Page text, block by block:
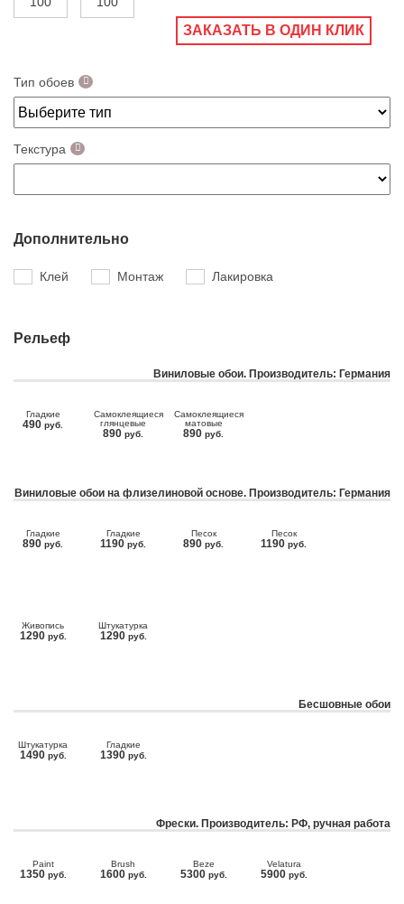
ЗАКАЗАТЬ В ОДИН КЛИК
Тип обоев
Текстура
Дополнительно
Клей Монтаж Лакировка
Рельеф
Виниловые обои. Производитель: Германия
Гладкие
490 руб.
Самоклеящиеся
глянцевые
890 руб.
Самоклеящиеся
матовые
890 руб.
Виниловые обои на флизелиновой основе. Производитель: Германия
Гладкие
890 руб.
Гладкие
1190 руб.
Песок
890 руб.
Песок
1190 руб.
Живопись
1290 руб.
Штукатурка
1290 руб.
Бесшовные обои
Штукатурка
1490 руб.
Гладкие
1390 руб.
Фрески. Производитель: РФ, ручная работа
Paint
1350 руб.
Brush
1600 руб.
Beze
5300 руб.
Velatura
5900 руб.